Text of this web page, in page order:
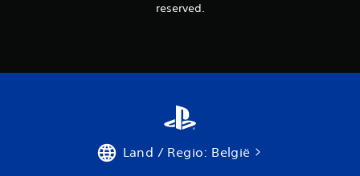
reserved.
Land / Regio: België